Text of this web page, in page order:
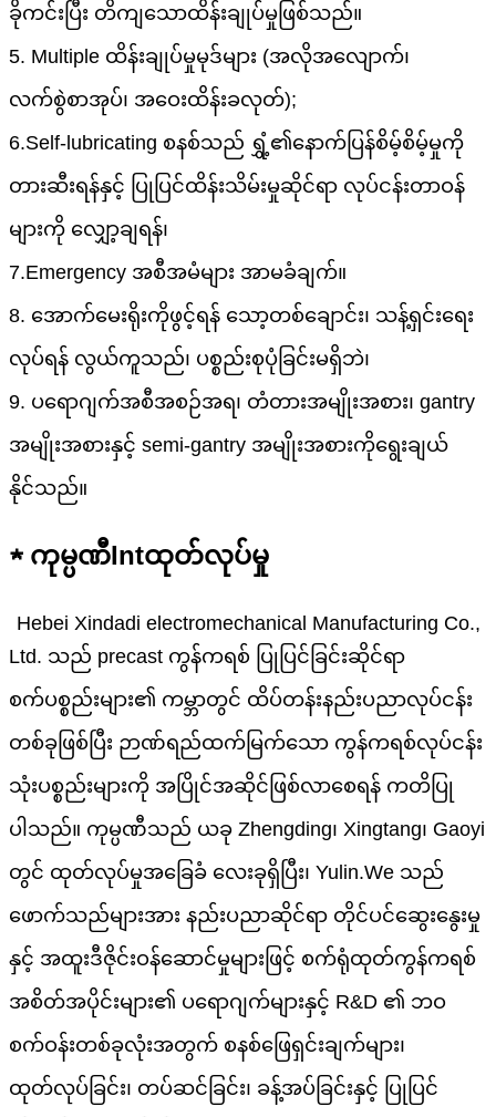
ခိုကင်းပြီး တိကျသောထိန်းချုပ်မှုဖြစ်သည်။
5. Multiple ထိန်းချုပ်မှုမုဒ်များ (အလိုအလျောက်၊
လက်စွဲစာအုပ်၊ အဝေးထိန်းခလုတ်);
6.Self-lubricating စနစ်သည် ရွှံ့၏နောက်ပြန်စိမ့်စိမ့်မှုကို
တားဆီးရန်နှင့် ပြုပြင်ထိန်းသိမ်းမှုဆိုင်ရာ လုပ်ငန်းတာဝန်
များကို လျှော့ချရန်၊
7.Emergency အစီအမံများ အာမခံချက်။
8. အောက်မေးရိုးကိုဖွင့်ရန် သော့တစ်ချောင်း၊ သန့်ရှင်းရေး
လုပ်ရန် လွယ်ကူသည်၊ ပစ္စည်းစုပုံခြင်းမရှိဘဲ၊
9. ပရောဂျက်အစီအစဉ်အရ၊ တံတားအမျိုးအစား၊ gantry
အမျိုးအစားနှင့် semi-gantry အမျိုးအစားကိုရွေးချယ်
နိုင်သည်။
★ ကုမ္ပဏီIntထုတ်လုပ်မှု
Hebei Xindadi electromechanical Manufacturing Co.,
Ltd. သည် precast ကွန်ကရစ် ပြုပြင်ခြင်းဆိုင်ရာ
စက်ပစ္စည်းများ၏ ကမ္ဘာတွင် ထိပ်တန်းနည်းပညာလုပ်ငန်း
တစ်ခုဖြစ်ပြီး ဉာဏ်ရည်ထက်မြက်သော ကွန်ကရစ်လုပ်ငန်း
သုံးပစ္စည်းများကို အပြိုင်အဆိုင်ဖြစ်လာစေရန် ကတိပြု
ပါသည်။ ကုမ္ပဏီသည် ယခု Zhengding၊ Xingtang၊ Gaoyi
တွင် ထုတ်လုပ်မှုအခြေခံ လေးခုရှိပြီး၊ Yulin.We သည်
ဖောက်သည်များအား နည်းပညာဆိုင်ရာ တိုင်ပင်ဆွေးနွေးမှု
နှင့် အထူးဒီဇိုင်းဝန်ဆောင်မှုများဖြင့် စက်ရုံထုတ်ကွန်ကရစ်
အစိတ်အပိုင်းများ၏ ပရောဂျက်များနှင့် R&D ၏ ဘဝ
စက်ဝန်းတစ်ခုလုံးအတွက် စနစ်ဖြေရှင်းချက်များ၊
ထုတ်လုပ်ခြင်း၊ တပ်ဆင်ခြင်း၊ ခန့်အပ်ခြင်းနှင့် ပြုပြင်